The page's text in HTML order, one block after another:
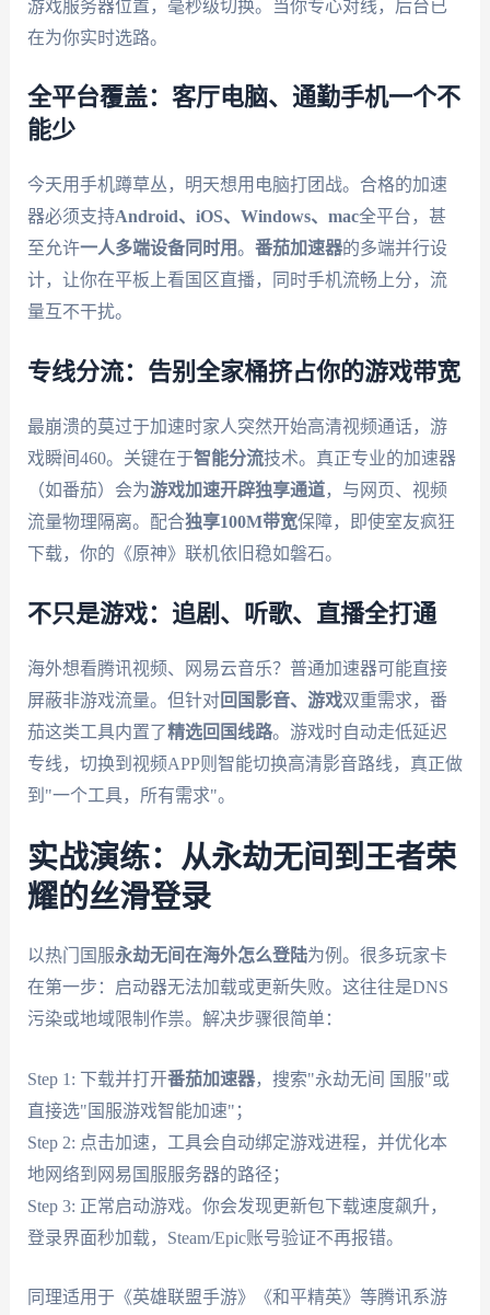
游戏服务器位置，毫秒级切换。当你专心对线，后台已
在为你实时选路。
全平台覆盖：客厅电脑、通勤手机一个不
能少
今天用手机蹲草丛，明天想用电脑打团战。合格的加速
器必须支持Android、iOS、Windows、mac全平台，甚
至允许一人多端设备同时用。 番茄加速器的多端并行设
计，让你在平板上看国区直播，同时手机流畅上分，流
量互不干扰。
专线分流：告别全家桶挤占你的游戏带宽
最崩溃的莫过于加速时家人突然开始高清视频通话，游
戏瞬间460。关键在于智能分流技术。真正专业的加速器
（如番茄）会为游戏加速开辟独享通道，与网页、视频
流量物理隔离。配合独享100M带宽保障，即使室友疯狂
下载，你的《原神》联机依旧稳如磐石。
不只是游戏：追剧、听歌、直播全打通
海外想看腾讯视频、网易云音乐？普通加速器可能直接
屏蔽非游戏流量。但针对回国影音、游戏双重需求，番
茄这类工具内置了精选回国线路。游戏时自动走低延迟
专线，切换到视频APP则智能切换高清影音路线，真正做
到"一个工具，所有需求"。
实战演练：从永劫无间到王者荣
耀的丝滑登录
以热门国服永劫无间在海外怎么登陆为例。很多玩家卡
在第一步：启动器无法加载或更新失败。这往往是DNS
污染或地域限制作祟。解决步骤很简单：
Step 1: 下载并打开番茄加速器，搜索"永劫无间 国服"或
直接选"国服游戏智能加速"；
Step 2: 点击加速，工具会自动绑定游戏进程，并优化本
地网络到网易国服服务器的路径；
Step 3: 正常启动游戏。你会发现更新包下载速度飙升，
登录界面秒加载，Steam/Epic账号验证不再报错。
同理适用于《英雄联盟手游》《和平精英》等腾讯系游